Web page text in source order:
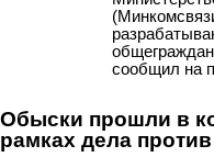
сообщил на
Обыски прошли в
рамках дела